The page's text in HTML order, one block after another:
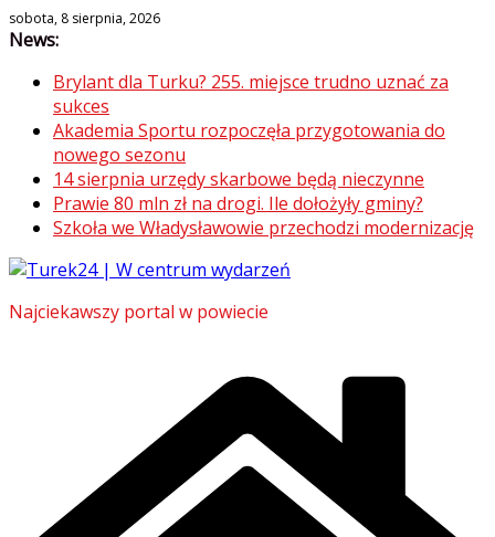
Skip
to
sobota, 8 sierpnia, 2026
News:
Brylant dla Turku? 255. miejsce trudno uznać za
sukces
Akademia Sportu rozpoczęła przygotowania do
nowego sezonu
14 sierpnia urzędy skarbowe będą nieczynne
Prawie 80 mln zł na drogi. Ile dołożyły gminy?
Szkoła we Władysławowie przechodzi modernizację
Najciekawszy portal w powiecie